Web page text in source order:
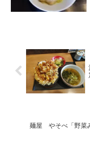
麺屋 やそべ「野菜